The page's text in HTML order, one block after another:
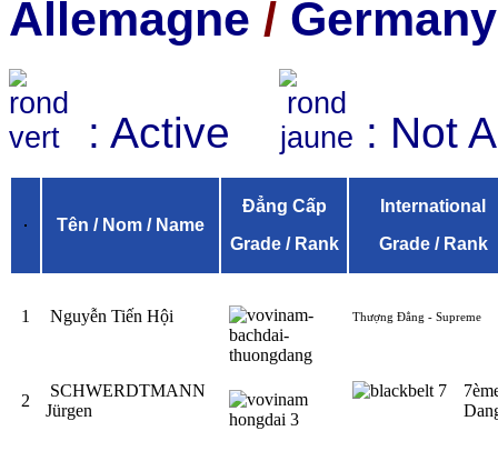
Allemagne / Germany
: Active : Not
Tên / Nom / Name
Đẳng Cấp
Grade / Rank
International
Grade / Rank
1 Nguyễn Tiến Hội Thượng Đẳng - Supreme
2
SCHWERDTMANN
Jürgen